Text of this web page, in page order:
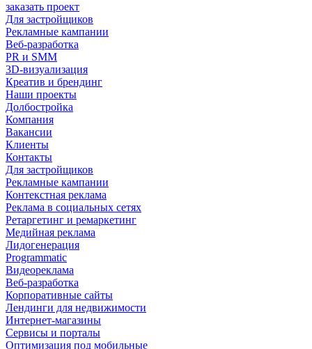
заказать проект
Для застройщиков
Рекламные кампании
Веб-разработка
PR и SMM
3D-визуализация
Креатив и брендинг
Наши проекты
Долбостройка
Компания
Вакансии
Клиенты
Контакты
Для застройщиков
Рекламные кампании
Контекстная реклама
Реклама в социальных сетях
Ретаргетинг и ремаркетинг
Медийная реклама
Лидогенерация
Programmatic
Видеореклама
Веб-разработка
Корпоративные сайты
Лендинги для недвижимости
Интернет-магазины
Сервисы и порталы
Оптимизация под мобильные